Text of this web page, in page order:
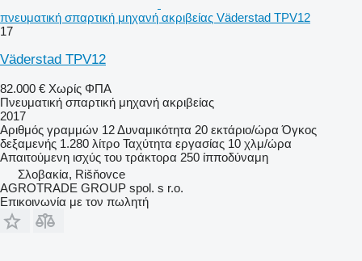
πνευματική σπαρτική μηχανή ακριβείας Väderstad TPV12
17
Väderstad TPV12
82.000 € Χωρίς ΦΠΑ
Πνευματική σπαρτική μηχανή ακριβείας
2017
Αριθμός γραμμών 12Δυναμικότητα 20 εκτάριο/ώρα Όγκος
δεξαμενής 1.280 λίτρο Ταχύτητα εργασίας 10 χλμ/ώρα
Απαιτούμενη ισχύς του τράκτορα 250 ίπποδύναμη
Σλοβακία, Rišňovce
AGROTRADE GROUP spol. s r.o.
Επικοινωνία με τον πωλητή